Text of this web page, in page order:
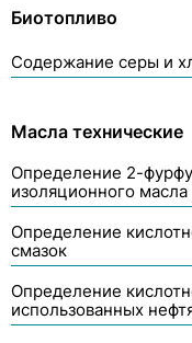
Биотопливо
Содержание серы и
Масла технические
Определение 2-
изоляционного масла
Определение
смазок
Определение
использованных